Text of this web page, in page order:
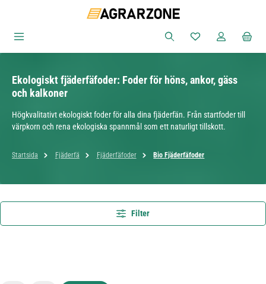
Du har 0 objekt i
Ekologiskt fjäderfäfoder: Foder för höns, ankor, gäss
och kalkoner
Högkvalitativt ekologiskt foder för alla dina fjäderfän. Från startfoder till
värpkorn och rena ekologiska spannmål som ett naturligt tillskott.
Startsida Fjäderfä Fjäderfäfoder Bio Fjäderfäfoder
Filter